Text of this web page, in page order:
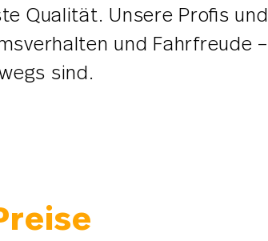
Qualität. Unsere Profis und
und Fahrfreude –
sind.